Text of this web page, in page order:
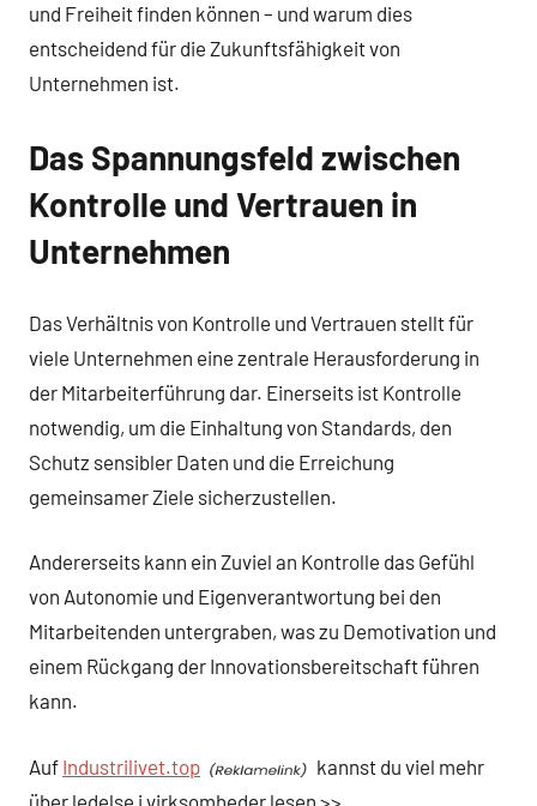
und Freiheit finden können – und warum dies
entscheidend für die Zukunftsfähigkeit von
Unternehmen ist.
Das Spannungsfeld zwischen
Kontrolle und Vertrauen in
Unternehmen
Das Verhältnis von Kontrolle und Vertrauen stellt für
viele Unternehmen eine zentrale Herausforderung in
der Mitarbeiterführung dar. Einerseits ist Kontrolle
notwendig, um die Einhaltung von Standards, den
Schutz sensibler Daten und die Erreichung
gemeinsamer Ziele sicherzustellen.
Andererseits kann ein Zuviel an Kontrolle das Gefühl
von Autonomie und Eigenverantwortung bei den
Mitarbeitenden untergraben, was zu Demotivation und
einem Rückgang der Innovationsbereitschaft führen
kann.
Auf Industrilivet.top
kannst du viel mehr
über ledelse i virksomheder lesen >>